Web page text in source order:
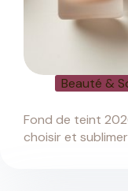
Beauté &
Fond de teint
choisir et